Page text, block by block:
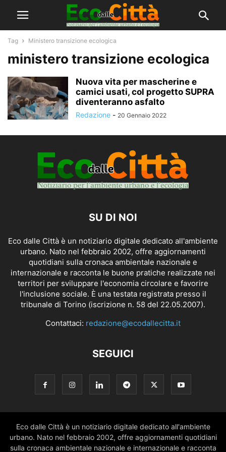
Tag Ministero transizione ecologica
ministero transizione ecologica
Nuova vita per mascherine e
camici usati, col progetto SUPRA
diventeranno asfalto
Redazione - 20 Gennaio 2022
SU DI NOI
Eco dalle Città è un notiziario digitale dedicato all'ambiente
urbano. Nato nel febbraio 2002, offre aggiornamenti
quotidiani sulla cronaca ambientale nazionale e
internazionale e racconta le buone pratiche realizzate nei
territori per sviluppare l'economia circolare e favorire
l'inclusione sociale. È una testata registrata presso il
tribunale di Torino (iscrizione n. 58 del 22.05.2007).
Contattaci: redazione@ecodallecitta.it
SEGUICI
Eco dalle Città è un notiziario digitale dedicato all'ambiente
urbano. Nato nel febbraio 2002, offre aggiornamenti quotidiani
sulla cronaca ambientale nazionale e internazionale e racconta